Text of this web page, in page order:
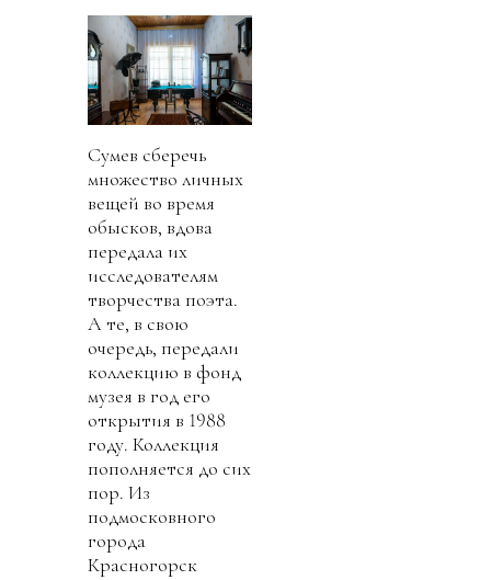
Сумев сберечь
множество личных
вещей во время
обысков, вдова
передала их
исследователям
творчества поэта.
А те, в свою
очередь, передали
коллекцию в фонд
музея в год его
открытия в 1988
году. Коллекция
пополняется до сих
пор. Из
подмосковного
города
Красногорск